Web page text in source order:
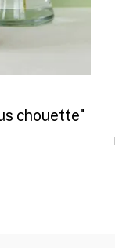
chouette"